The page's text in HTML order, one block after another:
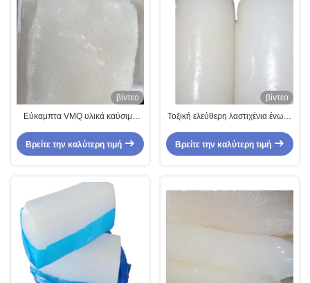
βίντεο
Εύκαμπτα VMQ υλικά καύσιμα
ανθεκτικά που χρησιμοποιεί
Βρείτε την καλύτερη τιμή
βίντεο
Τοξική ελεύθερη λαστιχένια ένωση
φιλική
Βρείτε την καλύτερη τιμή